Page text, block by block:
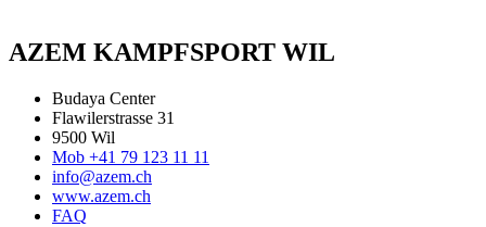
AZEM KAMPFSPORT WIL
Budaya Center
Flawilerstrasse 31
9500 Wil
Mob +41 79 123 11 11
info@azem.ch
www.azem.ch
FAQ